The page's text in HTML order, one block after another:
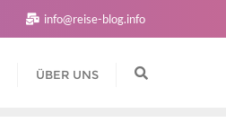
info@reise-blog.info
ÜBER UNS